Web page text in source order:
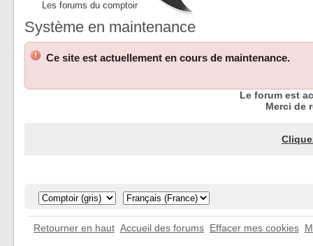
Les forums du comptoir
Système en maintenance
Ce site est actuellement en cours de maintenance.
Le forum est
Merci de
Retourner en haut Accueil des forums Effacer mes cookies